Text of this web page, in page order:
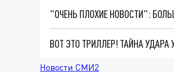
ВОТ ЭТО ТРИЛЛЕР! ТАЙНА
Новости СМИ2